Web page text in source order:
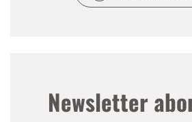
Newsletter